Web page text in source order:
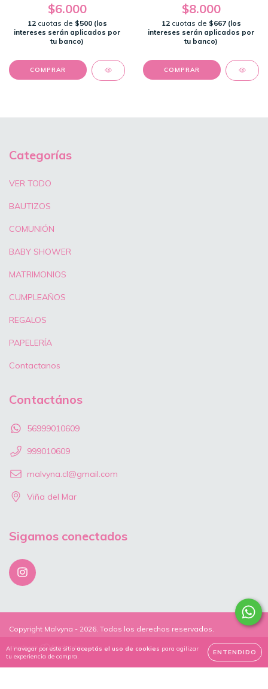
Al navegar por este sitio aceptás el uso de cookies para agilizar
tu experiencia de compra.
ENTENDIDO
$6.000
12 cuotas de $500 (los
intereses serán aplicados por
tu banco)
$8.000
12 cuotas de $667 (los
intereses serán aplicados por
tu banco)
Categorías
VER TODO
BAUTIZOS
COMUNIÓN
BABY SHOWER
MATRIMONIOS
CUMPLEAÑOS
REGALOS
PAPELERÍA
Contactanos
Contactános
56999010609
999010609
malvyna.cl@gmail.com
Viña del Mar
Sigamos conectados
Copyright Malvyna - 2026. Todos los derechos reservados.